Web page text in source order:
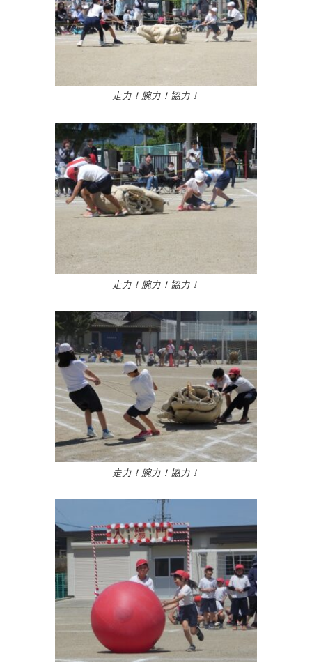
走力！腕力！協力！
走力！腕力！協力！
走力！腕力！協力！